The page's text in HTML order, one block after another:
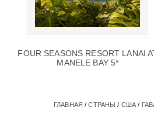
FOUR SEASONS RESORT LANAI
MANELE BAY 5*
ГЛАВНАЯ /СТРАНЫ / США /